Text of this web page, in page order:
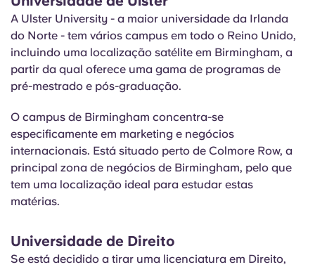
A Ulster University - a maior universidade da Irlanda
do Norte - tem vários campus em todo o Reino Unido,
incluindo uma localização satélite em Birmingham, a
partir da qual oferece uma gama de programas de
pré-mestrado e pós-graduação.
O campus de Birmingham concentra-se
especificamente em marketing e negócios
internacionais. Está situado perto de Colmore Row, a
principal zona de negócios de Birmingham, pelo que
tem uma localização ideal para estudar estas
matérias.
Universidade de Direito
Se está decidido a tirar uma licenciatura em Direito,